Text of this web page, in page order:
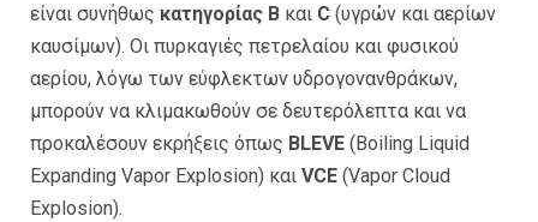
είναι συνήθως κατηγορίας B και C (υγρών και αερίων
καυσίμων). Οι πυρκαγιές πετρελαίου και φυσικού
αερίου, λόγω των εύφλεκτων υδρογονανθράκων,
μπορούν να κλιμακωθούν σε δευτερόλεπτα και να
προκαλέσουν εκρήξεις όπως BLEVE (Boiling Liquid
Expanding Vapor Explosion) και VCE (Vapor Cloud
Explosion).